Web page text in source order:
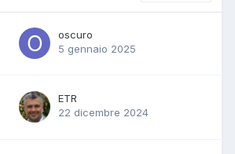
oscuro
5 gennaio 2025
ETR
22 dicembre 2024